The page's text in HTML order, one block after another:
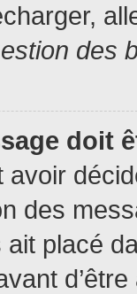
des
doit
avoir
des
ait placé